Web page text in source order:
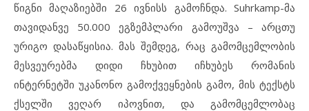
წიგნი მაღაზიებში 26 ივნისს გამოჩნდა. Suhrkamp-მა
თავიდანვე 50.000 ეგზემპლარი გამოუშვა – არცთუ
ურიგო დასაწყისია. მას შემდეგ, რაც გამომცემლობის
მესვეურებმა დიდი ჩხუბით იჩხუბეს რომანის
ინტერნეტში უკანონო გამოქვეყნების გამო, მის ტექსტს
ქსელში ვეღარ იპოვნით, და გამომცემლობაც